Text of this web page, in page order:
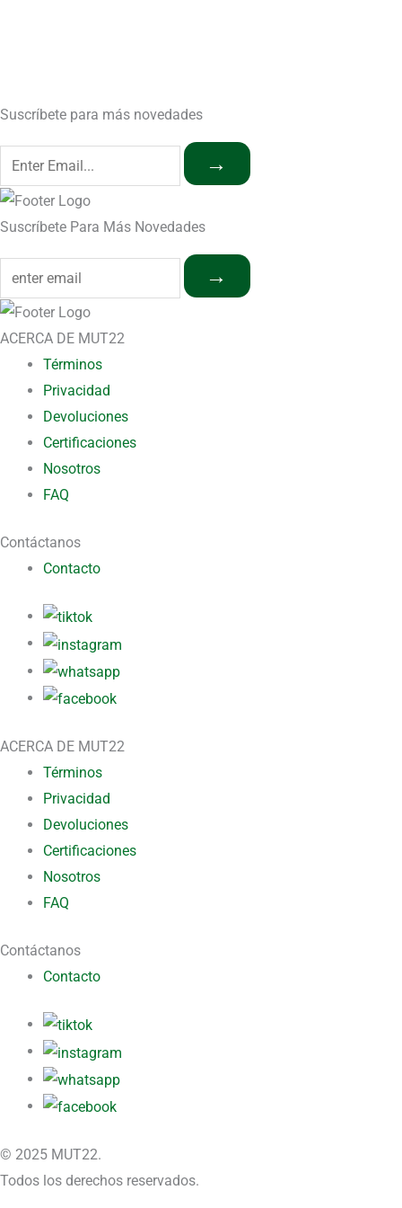
Suscríbete para más novedades
→
Suscríbete Para Más Novedades
→
ACERCA DE MUT22
Términos
Privacidad
Devoluciones
Certificaciones
Nosotros
FAQ
Contáctanos
Contacto
ACERCA DE MUT22
Términos
Privacidad
Devoluciones
Certificaciones
Nosotros
FAQ
Contáctanos
Contacto
© 2025 MUT22.
Todos los derechos reservados.